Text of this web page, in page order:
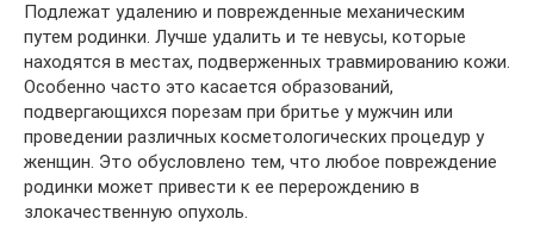
Подлежат удалению и поврежденные механическим
путем родинки. Лучше удалить и те невусы, которые
находятся в местах, подверженных травмированию кожи.
Особенно часто это касается образований,
подвергающихся порезам при бритье у мужчин или
проведении различных косметологических процедур у
женщин. Это обусловлено тем, что любое повреждение
родинки может привести к ее перерождению в
злокачественную опухоль.